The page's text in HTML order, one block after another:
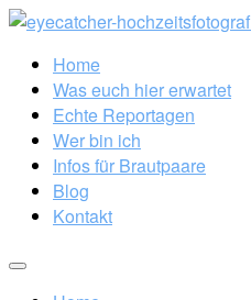
Home
Was euch hier erwartet
Echte Reportagen
Wer bin ich
Infos für Brautpaare
Blog
Kontakt